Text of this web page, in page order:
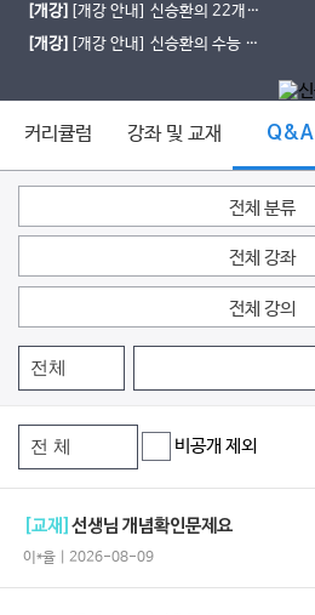
[개강] [개강 안내] 신승환의 22개정
물리학 ★맞물리다★
[개강] [개강 안내] 신승환의 수능 통
커리큘럼 강좌 및 교재 Q&A
전체 분류
전체 강좌
전체 강의
비공개 제외
[교재]선생님 개념확인문제요
이*율 | 2026-08-09